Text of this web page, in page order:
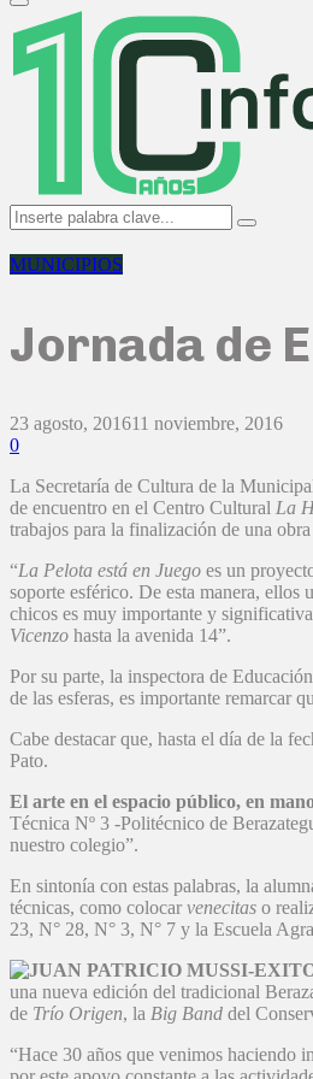
Primary
Menu
Search
for:
Search
MUNICIPIOS
Jornada de
23 agosto, 201611 noviembre, 2016
0
La Secretaría de Cultura de la
de encuentro en el Centro Cultural La
trabajos para la finalización de una obra
“La Pelota está en Juego es un
soporte esférico. De esta manera,
chicos es muy importante y
Vicenzo hasta la avenida 14”.
Por su parte, la inspectora de
de las esferas, es importante remarcar
Cabe destacar que, hasta el día de la
Pato.
El arte en el espacio público, en
Técnica Nº 3 -Politécnico de
nuestro colegio”.
En sintonía con estas palabras, la
técnicas, como colocar venecitas o
23, N° 28, N° 3, N° 7 y la Escuela
una nueva edición del tradicional
de Trío Origen, la Big Band del
“Hace 30 años que venimos haciendo